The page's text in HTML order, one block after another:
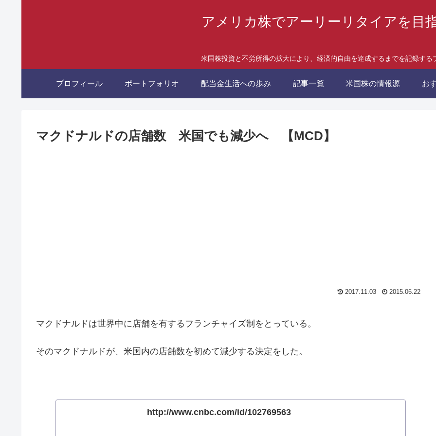
アメリカ株でアーリーリタイアを目
米国株投資と不労所得の拡大により、経済的自由を達成するまでを記録する
プロフィール ポートフォリオ 配当金生活への歩み 記事一覧 米国株の情報源 お
マクドナルドの店舗数 米国でも減少へ 【MCD】
2017.11.03 2015.06.22
マクドナルドは世界中に店舗を有するフランチャイズ制をとっている。
そのマクドナルドが、米国内の店舗数を初めて減少する決定をした。
http://www.cnbc.com/id/102769563